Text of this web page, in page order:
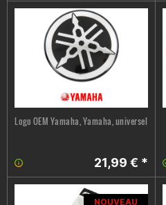
Logo OEM Yamaha, Yamaha, universel
21,99 € *
NOUVEAU